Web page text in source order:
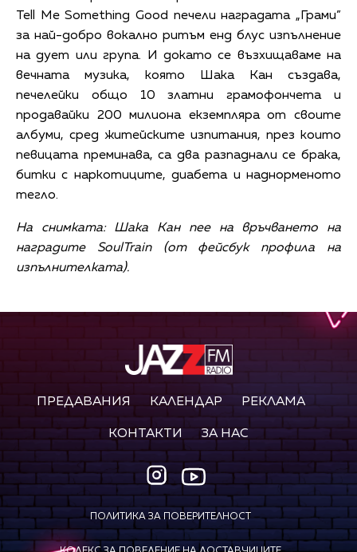
Tell Me Something Good печели наградата „Грами”
за най-добро вокално ритъм енд блус изпълнение
на дует или група. И докато се възхищаваме на
вечната музика, която Шака Кан създава,
печелейки общо 10 златни грамофончета и
продавайки 200 милиона екземпляра от своите
албуми, сред житейските изпитания, през които
певицата преминава, са два разпаднали се брака,
битки с наркотиците, диабета и наднорменото
тегло.
На снимката: Шака Кан пее на връчването на
наградите SoulTrain (от фейсбук профила на
изпълнителката).
ПРЕДАВАНИЯ КАЛЕНДАР РЕКЛАМА
КОНТАКТИ ЗА НАС
ПОЛИТИКА ЗА ПОВЕРИТЕЛНОСТ